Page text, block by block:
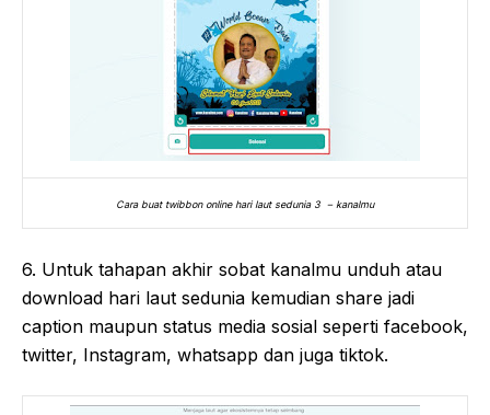
Cara buat twibbon online hari laut sedunia 3 – kanalmu
6. Untuk tahapan akhir sobat kanalmu unduh atau
download hari laut sedunia kemudian share jadi
caption maupun status media sosial seperti facebook,
twitter, Instagram, whatsapp dan juga tiktok.